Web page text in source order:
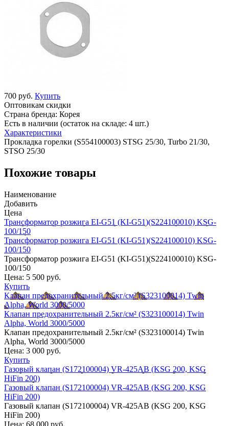
700 руб. Купить
Оптовикам скидки
Страна бренда: Корея
Есть в наличии (остаток на складе: 4 шт.)
Характеристики
Прокладка горелки (S554100003) STSG 25/30, Turbo 21/30,
STSO 25/30
Похожие товары
Наименование
Добавить
Цена
Трансформатор розжига EI-G51 (KI-G51)(S224100010) KSG-
100/150
Трансформатор розжига EI-G51 (KI-G51)(S224100010) KSG-
100/150
Трансформатор розжига EI-G51 (KI-G51)(S224100010) KSG-
100/150
Цена: 5 500 руб.
Купить
Клапан предохранительный 2.5кг/см² (S323100014) Twin
Alpha, World 3000/5000
Клапан предохранительный 2.5кг/см² (S323100014) Twin
Alpha, World 3000/5000
Клапан предохранительный 2.5кг/см² (S323100014) Twin
Alpha, World 3000/5000
Цена: 3 000 руб.
Купить
Газовый клапан (S172100004) VR-425AB (KSG 200, KSG
HiFin 200)
Газовый клапан (S172100004) VR-425AB (KSG 200, KSG
HiFin 200)
Газовый клапан (S172100004) VR-425AB (KSG 200, KSG
HiFin 200)
Цена: 68 000 руб.